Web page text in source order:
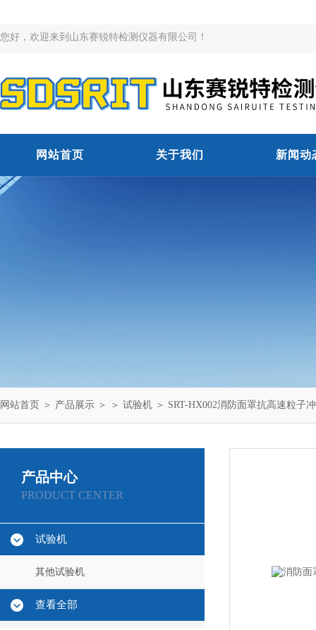
您好，欢迎来到山东赛锐特检测仪器有限公司！
网站首页 关于我们 新闻动
网站首页 ＞ 产品展示 ＞ ＞ 试验机 ＞ SRT-HX002消防面罩抗高速粒子
产品中心
PRODUCT CENTER
试验机
其他试验机
查看全部